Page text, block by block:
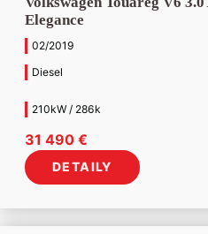
Elegance
02/2019
Diesel
210kW / 286k
31 490 €
DETAILY